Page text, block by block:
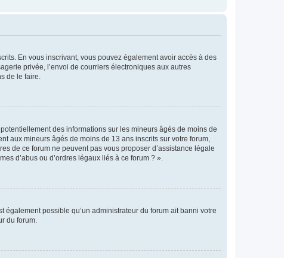
En vous inscrivant, vous pouvez également avoir accès à des
privée, l’envoi de courriers électroniques aux autres
de le faire.
des informations sur les mineurs âgés de moins de
aux mineurs âgés de moins de 13 ans inscrits sur votre forum,
de ce forum ne peuvent pas vous proposer d’assistance légale
d’abus ou d’ordres légaux liés à ce forum ? ».
également possible qu’un administrateur du forum ait banni votre
du forum.